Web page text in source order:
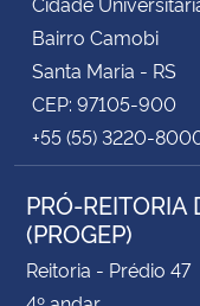
Bairro Camobi
Santa Maria - RS
CEP: 97105-900
+55 (55) 3220-
PRÓ-REITORIA
(PROGEP)
Reitoria - Prédio 47